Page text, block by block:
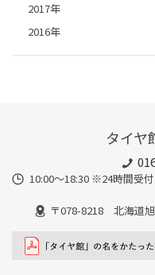
2017年
2016年
タイヤ
10:00～18:30 ※24時間受
〒078-8218 北海道